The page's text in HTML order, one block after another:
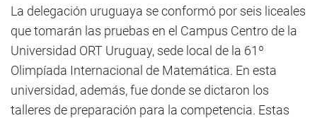
La delegación uruguaya se conformó por seis liceales
que tomarán las pruebas en el Campus Centro de la
Universidad ORT Uruguay, sede local de la 61º
Olimpíada Internacional de Matemática. En esta
universidad, además, fue donde se dictaron los
talleres de preparación para la competencia. Estas